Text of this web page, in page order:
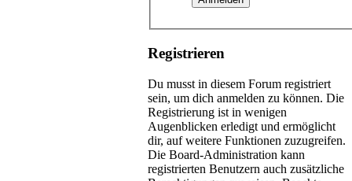
Registrieren
Du musst in diesem Forum registriert
sein, um dich anmelden zu können. Die
Registrierung ist in wenigen
Augenblicken erledigt und ermöglicht
dir, auf weitere Funktionen zuzugreifen.
Die Board-Administration kann
registrierten Benutzern auch zusätzliche